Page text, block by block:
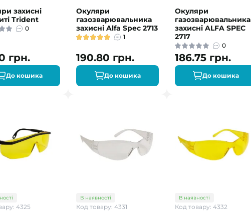
захисні
Trident
0
грн.
До кошика
Окуляри
газозварювальника
захисні Alfa Spec 2713
1
190.80 грн.
До кошика
Окуляри
газозварювальника
захисні ALFA SPEC
2717
0
186.75 грн.
До кошика
4325
В наявності
Код товару: 4331
В наявності
Код товару: 4332